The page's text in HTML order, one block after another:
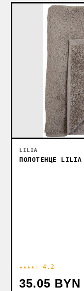
LILIA
ПОЛОТЕНЦЕ
★★★★☆ 4.2
35.05 BYN